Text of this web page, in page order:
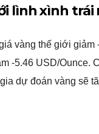
lình xình trái
vàng thế giới giảm
-5.46 USD/Ounce.
dự đoán vàng sẽ